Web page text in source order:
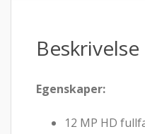
Beskrivelse
Egenskaper:
12 MP HD